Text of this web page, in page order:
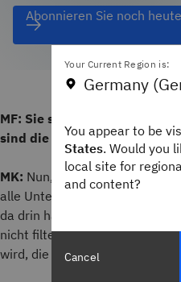
Abonnieren Sie noch heute
MF: Sie sagten, dass es
sind die Nachteile?
MK: Nun, einer der Nachteile
alle Unternehmensdaten
da drin haben, und Sie es
nicht filtern, plötzlich eine
wird, die nicht offengelegt
Your Current Region is:
Germany
You appear to be
States. Would you
local site for
and content?
Cancel